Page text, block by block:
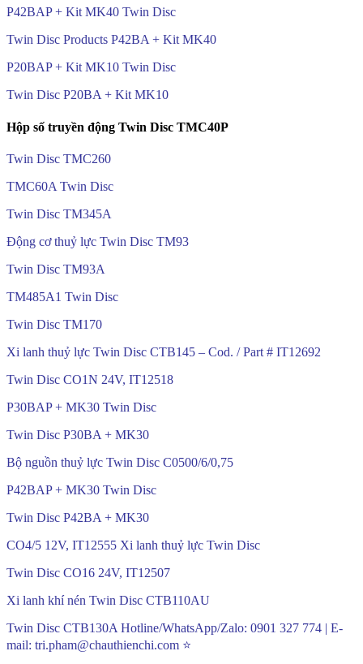
P42BAP + Kit MK40 Twin Disc
Twin Disc Products P42BA + Kit MK40
P20BAP + Kit MK10 Twin Disc
Twin Disc P20BA + Kit MK10
Hộp số truyền động Twin Disc TMC40P
Twin Disc TMC260
TMC60A Twin Disc
Twin Disc TM345A
Động cơ thuỷ lực Twin Disc TM93
Twin Disc TM93A
TM485A1 Twin Disc
Twin Disc TM170
Xi lanh thuỷ lực Twin Disc CTB145 – Cod. / Part # IT12692
Twin Disc CO1N 24V, IT12518
P30BAP + MK30 Twin Disc
Twin Disc P30BA + MK30
Bộ nguồn thuỷ lực Twin Disc C0500/6/0,75
P42BAP + MK30 Twin Disc
Twin Disc P42BA + MK30
CO4/5 12V, IT12555 Xi lanh thuỷ lực Twin Disc
Twin Disc CO16 24V, IT12507
Xi lanh khí nén Twin Disc CTB110AU
Twin Disc CTB130A Hotline/WhatsApp/Zalo: 0901 327 774 | E-
mail: tri.pham@chauthienchi.com ⭐